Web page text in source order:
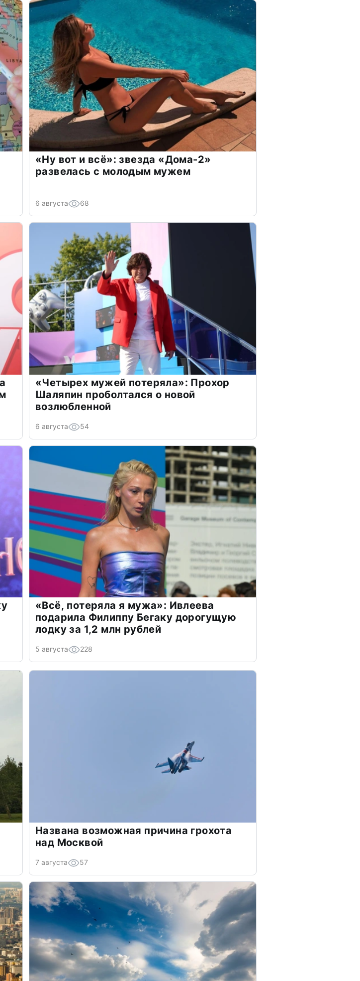
«Ну вот и всё»: звезда «Дома-2»
развелась с молодым мужем
6 августа 68
«Четырех мужей потеряла»: Прохор
Шаляпин проболтался о новой
возлюбленной
6 августа 54
«Всё, потеряла я мужа»: Ивлеева
подарила Филиппу Бегаку дорогущую
лодку за 1,2 млн рублей
5 августа 228
Названа возможная причина грохота
над Москвой
7 августа 57